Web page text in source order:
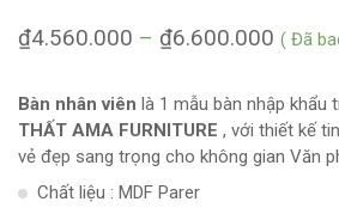
4.560.000
₫ – 6.600.000
₫ ( Đã
Bàn nhân viên là 1 mẫu bàn nhập khẩu
THẤT AMA FURNITURE , với thiết kế
vẻ đẹp sang trọng cho không gian Văn
Chất liệu : MDF Parer